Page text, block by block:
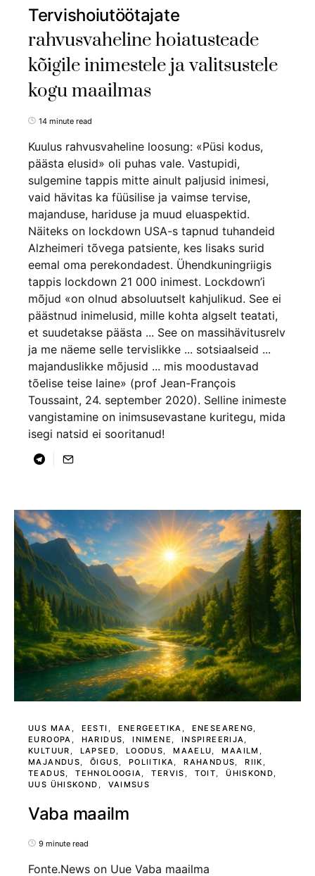
Tervishoiutöötajate
rahvusvaheline hoiatusteade
kõigile inimestele ja valitsustele
kogu maailmas
14 minute read
Kuulus rahvusvaheline loosung: «Püsi kodus,
päästa elusid» oli puhas vale. Vastupidi,
sulgemine tappis mitte ainult paljusid inimesi,
vaid hävitas ka füüsilise ja vaimse tervise,
majanduse, hariduse ja muud eluaspektid.
Näiteks on lockdown USA-s tapnud tuhandeid
Alzheimeri tõvega patsiente, kes lisaks surid
eemal oma perekondadest. Ühendkuningriigis
tappis lockdown 21 000 inimest. Lockdown’i
mõjud «on olnud absoluutselt kahjulikud. See ei
päästnud inimelusid, mille kohta algselt teatati,
et suudetakse päästa ... See on massihävitusrelv
ja me näeme selle tervislikke ... sotsiaalseid ...
majanduslikke mõjusid ... mis moodustavad
tõelise teise laine» (prof Jean-François
Toussaint, 24. september 2020). Selline inimeste
vangistamine on inimsusevastane kuritegu, mida
isegi natsid ei sooritanud!
UUS MAA EESTI ENERGEETIKA
ENESEARENG
EUROOPA
HARIDUS INIMENE
INSPIREERIJA
KULTUUR
LAPSED LOODUS MAAELU
MAAILM
MAJANDUS
ÕIGUS POLIITIKA RAHANDUS
RIIK
TEADUS
TEHNOLOOGIA TERVIS TOIT
ÜHISKOND
UUS ÜHISKOND
VAIMSUS
Vaba maailm
9 minute read
Fonte.News on Uue Vaba maailma